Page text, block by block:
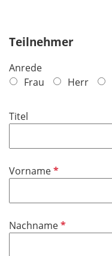
Teilnehmer
Anrede
Frau
Herr
Titel
VornameP
c
NachnameP